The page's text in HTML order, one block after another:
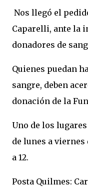
Nos llegó el
Caparelli, ante la
donadores de
Quienes puedan
sangre, deben
donación de la
Uno de los lugares
de lunes a viernes
a 12.
Posta Quilmes: